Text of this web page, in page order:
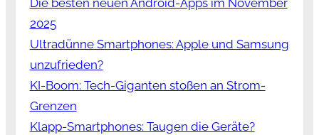
Die besten neuen Android-Apps im November
2025
Ultradünne Smartphones: Apple und Samsung
unzufrieden?
KI-Boom: Tech-Giganten stoßen an Strom-
Grenzen
Klapp-Smartphones: Taugen die Geräte?